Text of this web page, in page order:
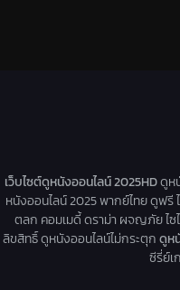
เว็บไซต์ดูหนังออนไลน์ 2025HDดูห
หนังออนไลน์ 2025 พากย์ไทย ดูฟรี
ตลก คอมเมดี้ ดราม่า ผจญภัย ไซ
ลิขสิทธิ์ ดูหนังออนไลน์ไม่กระตุกดูห
ซีรี่ย์เ